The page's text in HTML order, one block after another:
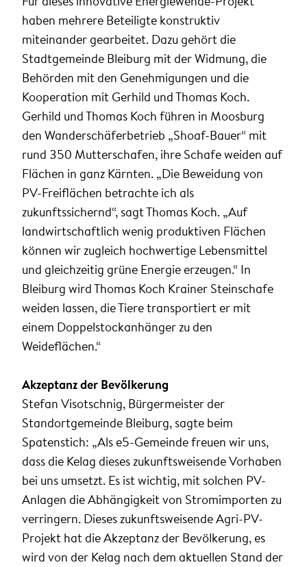
haben mehrere Beteiligte konstruktiv
miteinander gearbeitet. Dazu gehört die
Stadtgemeinde Bleiburg mit der Widmung, die
Behörden mit den Genehmigungen und die
Kooperation mit Gerhild und Thomas Koch.
Gerhild und Thomas Koch führen in Moosburg
den Wanderschäferbetrieb „Shoaf-Bauer“ mit
rund 350 Mutterschafen, ihre Schafe weiden auf
Flächen in ganz Kärnten. „Die Beweidung von
PV-Freiflächen betrachte ich als
zukunftssichernd“, sagt Thomas Koch. „Auf
landwirtschaftlich wenig produktiven Flächen
können wir zugleich hochwertige Lebensmittel
und gleichzeitig grüne Energie erzeugen.“ In
Bleiburg wird Thomas Koch Krainer Steinschafe
weiden lassen, die Tiere transportiert er mit
einem Doppelstockanhänger zu den
Weideflächen.“
Akzeptanz der Bevölkerung
Stefan Visotschnig, Bürgermeister der
Standortgemeinde Bleiburg, sagte beim
Spatenstich: „Als e5-Gemeinde freuen wir uns,
dass die Kelag dieses zukunftsweisende Vorhaben
bei uns umsetzt. Es ist wichtig, mit solchen PV-
Anlagen die Abhängigkeit von Stromimporten zu
verringern. Dieses zukunftsweisende Agri-PV-
Projekt hat die Akzeptanz der Bevölkerung, es
wird von der Kelag nach dem aktuellen Stand der